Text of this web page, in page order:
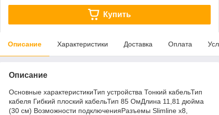
Купить
Описание Характеристики Доставка Оплата
Описание
Основные характеристикиТип устройства Тонкий кабельТип
кабеля Гибкий плоский кабельТип 85 ОмДлина 11,81 дюйма
(30 см) Возможности подключенияРазъемы Slimline x8,